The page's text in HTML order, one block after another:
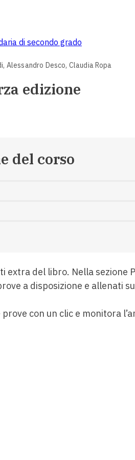
di secondo grado
Alessandro Desco, Claudia Ropa
edizione
del corso
extra del libro. Nella sezione
a disposizione e allenati
prove con un clic e monitora